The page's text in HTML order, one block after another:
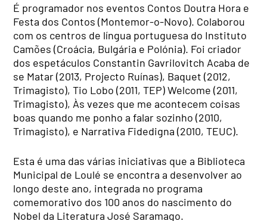
É programador nos eventos Contos Doutra Hora e
Festa dos Contos (Montemor-o-Novo). Colaborou
com os centros de língua portuguesa do Instituto
Camões (Croácia, Bulgária e Polónia). Foi criador
dos espetáculos Constantin Gavrilovitch Acaba de
se Matar (2013, Projecto Ruínas), Baquet (2012,
Trimagisto), Tio Lobo (2011, TEP) Welcome (2011,
Trimagisto), Às vezes que me acontecem coisas
boas quando me ponho a falar sozinho (2010,
Trimagisto), e Narrativa Fidedigna (2010, TEUC).
Esta é uma das várias iniciativas que a Biblioteca
Municipal de Loulé se encontra a desenvolver ao
longo deste ano, integrada no programa
comemorativo dos 100 anos do nascimento do
Nobel da Literatura José Saramago.